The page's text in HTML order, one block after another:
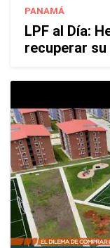
PANAMÁ
LPF al Día:
recuperar su